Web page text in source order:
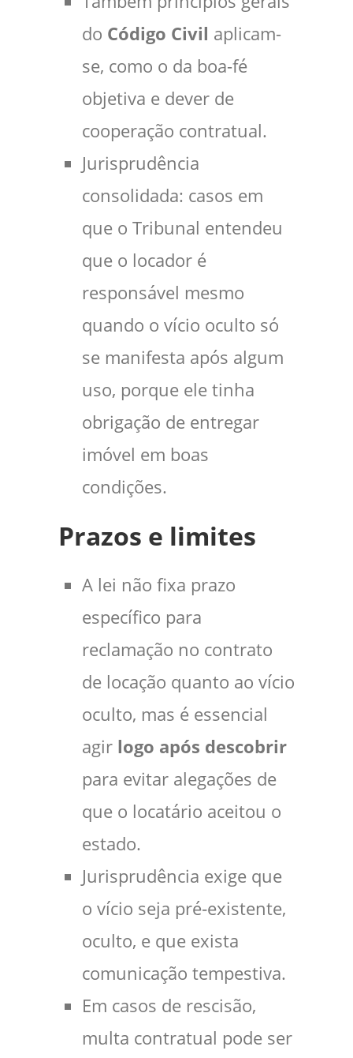
do Código Civil aplicam-
se, como o da boa-fé
objetiva e dever de
cooperação contratual.
Jurisprudência
consolidada: casos em
que o Tribunal entendeu
que o locador é
responsável mesmo
quando o vício oculto só
se manifesta após algum
uso, porque ele tinha
obrigação de entregar
imóvel em boas
condições.
Prazos e limites
A lei não fixa prazo
específico para
reclamação no contrato
de locação quanto ao vício
oculto, mas é essencial
agir logo após descobrir
para evitar alegações de
que o locatário aceitou o
estado.
Jurisprudência exige que
o vício seja pré‑existente,
oculto, e que exista
comunicação tempestiva.
Em casos de rescisão,
multa contratual pode ser